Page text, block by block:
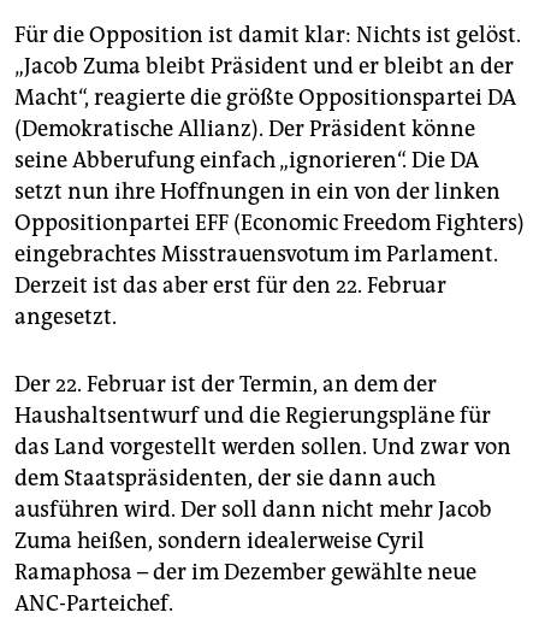
Für die Opposition ist damit klar: Nichts ist gelöst.
„Jacob Zuma bleibt Präsident und er bleibt an der
Macht“, reagierte die größte Oppositionspartei DA
(Demokratische Allianz). Der Präsident könne
seine Abberufung einfach „ignorieren“. Die DA
setzt nun ihre Hoffnungen in ein von der linken
Oppositionpartei EFF (Economic Freedom Fighters)
eingebrachtes Misstrauensvotum im Parlament.
Derzeit ist das aber erst für den 22. Februar
angesetzt.
Der 22. Februar ist der Termin, an dem der
Haushaltsentwurf und die Regierungspläne für
das Land vorgestellt werden sollen. Und zwar von
dem Staatspräsidenten, der sie dann auch
ausführen wird. Der soll dann nicht mehr Jacob
Zuma heißen, sondern idealerweise Cyril
Ramaphosa – der im Dezember gewählte neue
ANC-Parteichef.